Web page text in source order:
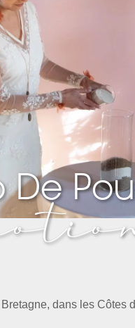
De
dans les Côtes